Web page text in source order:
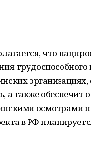
что
а также обеспечит
осмотрами
в РФ